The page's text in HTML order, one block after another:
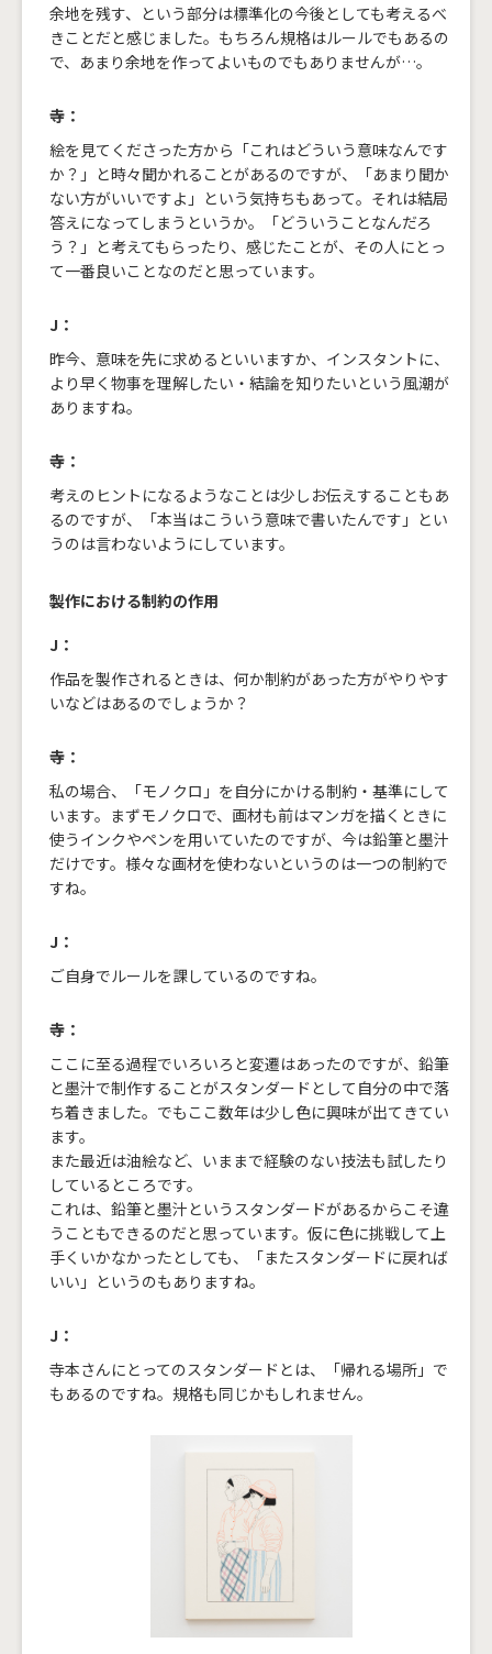
余地を残す、という部分は標準化の今後としても考えるべ
きことだと感じました。もちろん規格はルールでもあるの
で、あまり余地を作ってよいものでもありませんが…。
寺：
絵を見てくださった方から「これはどういう意味なんです
か？」と時々聞かれることがあるのですが、「あまり聞か
ない方がいいですよ」という気持ちもあって。それは結局
答えになってしまうというか。「どういうことなんだろ
う？」と考えてもらったり、感じたことが、その人にとっ
て一番良いことなのだと思っています。
J：
昨今、意味を先に求めるといいますか、インスタントに、
より早く物事を理解したい・結論を知りたいという風潮が
ありますね。
寺：
考えのヒントになるようなことは少しお伝えすることもあ
るのですが、「本当はこういう意味で書いたんです」とい
うのは言わないようにしています。
製作における制約の作用
J：
作品を製作されるときは、何か制約があった方がやりやす
いなどはあるのでしょうか？
寺：
私の場合、「モノクロ」を自分にかける制約・基準にして
います。まずモノクロで、画材も前はマンガを描くときに
使うインクやペンを用いていたのですが、今は鉛筆と墨汁
だけです。様々な画材を使わないというのは一つの制約で
すね。
J：
ご自身でルールを課しているのですね。
寺：
ここに至る過程でいろいろと変遷はあったのですが、鉛筆
と墨汁で制作することがスタンダードとして自分の中で落
ち着きました。でもここ数年は少し色に興味が出てきてい
ます。
また最近は油絵など、いままで経験のない技法も試したり
しているところです。
これは、鉛筆と墨汁というスタンダードがあるからこそ違
うこともできるのだと思っています。仮に色に挑戦して上
手くいかなかったとしても、「またスタンダードに戻れば
いい」というのもありますね。
J：
寺本さんにとってのスタンダードとは、「帰れる場所」で
もあるのですね。規格も同じかもしれません。